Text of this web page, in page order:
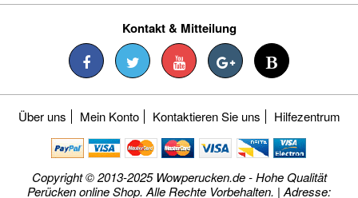
Kontakt & Mitteilung
Über uns Mein Konto Kontaktieren Sie uns Hilfezentrum
Copyright © 2013-2025 Wowperucken.de - Hohe Qualität
Perücken online Shop. Alle Rechte Vorbehalten. | Adresse: